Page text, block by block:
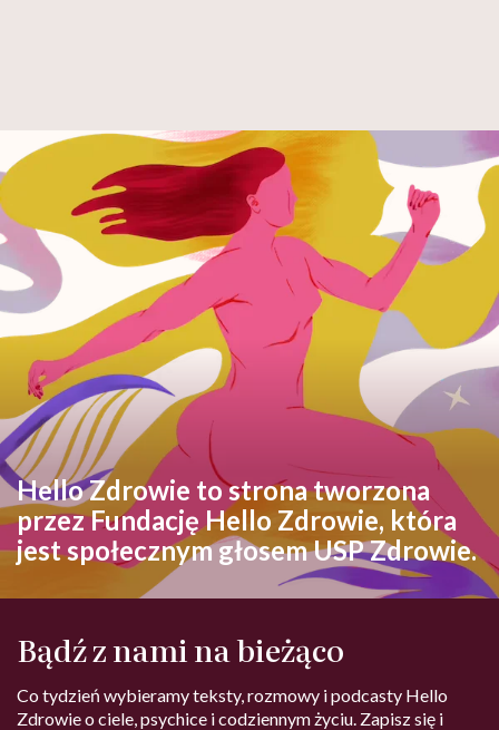
Hello Zdrowie to strona tworzona
przez Fundację Hello Zdrowie, która
jest społecznym głosem USP Zdrowie.
Bądź z nami na bieżąco
Co tydzień wybieramy teksty, rozmowy i podcasty Hello
Zdrowie o ciele, psychice i codziennym życiu. Zapisz się i